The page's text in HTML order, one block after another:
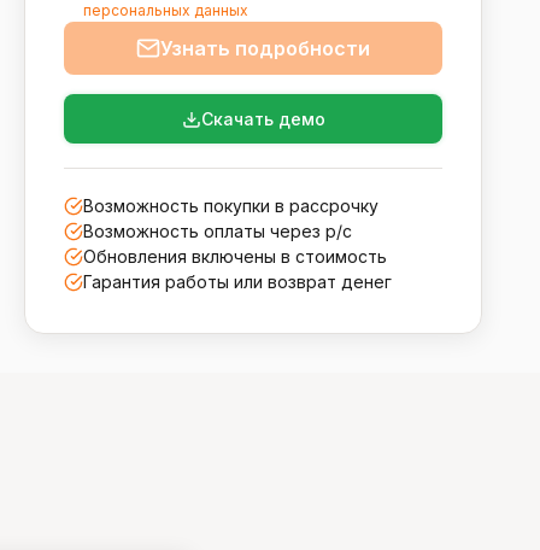
персональных данных
Узнать подробности
Скачать демо
Возможность покупки в рассрочку
Возможность оплаты через р/с
Обновления включены в стоимость
Гарантия работы или возврат денег